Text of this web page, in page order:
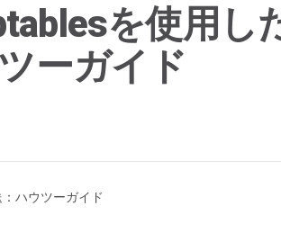
を使用し
ーガイド